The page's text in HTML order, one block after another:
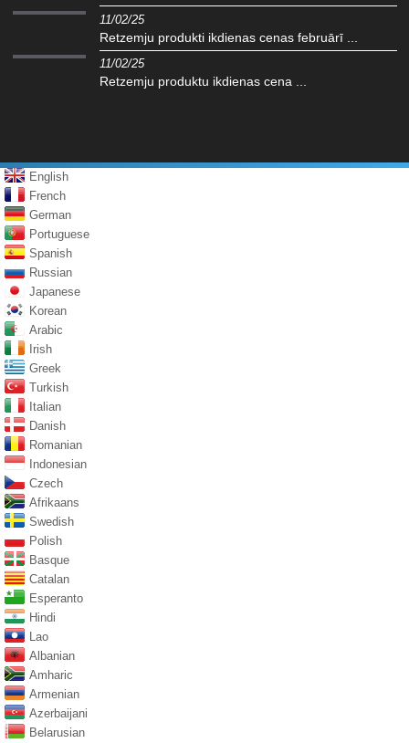
11/02/25
Retzemju produkti ikdienas cenas februārī ...
11/02/25
Retzemju produktu ikdienas cena ...
English
French
German
Portuguese
Spanish
Russian
Japanese
Korean
Arabic
Irish
Greek
Turkish
Italian
Danish
Romanian
Indonesian
Czech
Afrikaans
Swedish
Polish
Basque
Catalan
Esperanto
Hindi
Lao
Albanian
Amharic
Armenian
Azerbaijani
Belarusian